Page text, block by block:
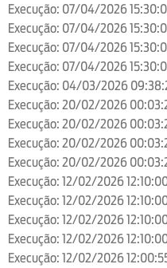
Execução: 07/04/2026
Execução: 07/04/2026
Execução: 07/04/2026
Execução: 07/04/2026
Execução: 04/03/2026
Execução: 20/02/2026
Execução: 20/02/2026
Execução: 20/02/2026
Execução: 20/02/2026
Execução: 12/02/2026
Execução: 12/02/2026
Execução: 12/02/2026
Execução: 12/02/2026
Execução: 12/02/2026